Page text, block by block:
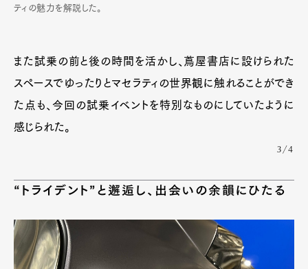
ティの魅力を解説した。
また試乗の前と後の時間を活かし、蔦屋書店に設けられた
スペースでゆったりとマセラティの世界観に触れることができ
た点も、今回の試乗イベントを特別なものにしていたように
感じられた。
3/4
“トライデント”と邂逅し、出会いの余韻にひたる